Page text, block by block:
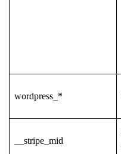
wordpress_*
__stripe_mid